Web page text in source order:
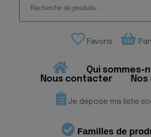
pour :
Favoris
Qui sommes-
Nous contacter
Je dépose ma liste
Familles de